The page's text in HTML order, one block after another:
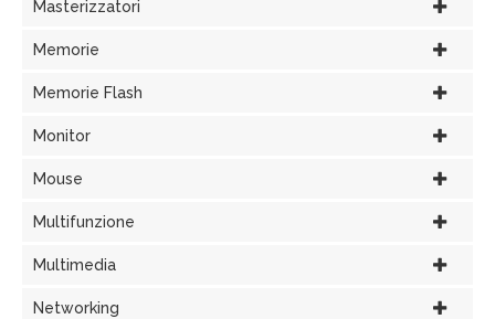
Masterizzatori
Memorie
Memorie Flash
Monitor
Mouse
Multifunzione
Multimedia
Networking